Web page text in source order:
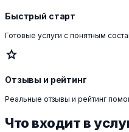
Быстрый старт
Готовые услуги с понятным
star
Отзывы и рейтинг
Реальные отзывы и рейтинг
Что входит в